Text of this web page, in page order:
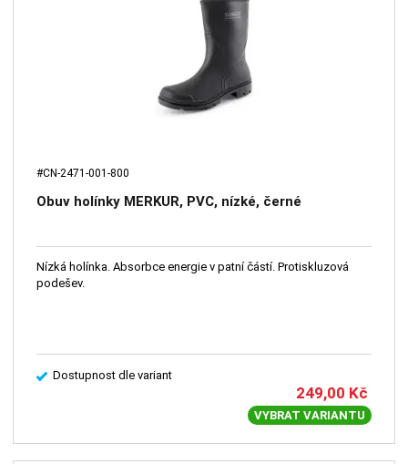
#CN-2471-001-800
Obuv holínky MERKUR, PVC, nízké, černé
Nízká holínka. Absorbce energie v patní částí. Protiskluzová
podešev.
Dostupnost dle variant
249,00 Kč
VYBRAT VARIANTU